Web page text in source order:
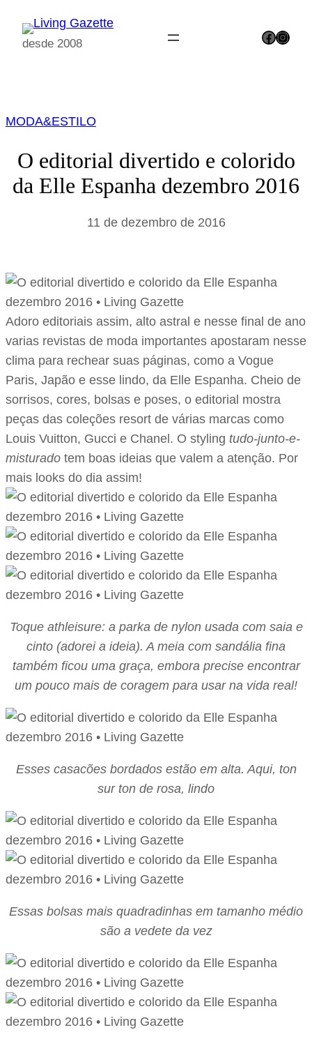
para
desde 2008 Facebook Instagram
MODA&ESTILO
O editorial divertido e colorido
da Elle Espanha dezembro 2016
11 de dezembro de 2016
Adoro editoriais assim, alto astral e nesse final de ano
varias revistas de moda importantes apostaram nesse
clima para rechear suas páginas, como a Vogue
Paris, Japão e esse lindo, da Elle Espanha. Cheio de
sorrisos, cores, bolsas e poses, o editorial mostra
peças das coleções resort de várias marcas como
Louis Vuitton, Gucci e Chanel. O styling tudo-junto-e-
misturado tem boas ideias que valem a atenção. Por
mais looks do dia assim!
Toque athleisure: a parka de nylon usada com saia e
cinto (adorei a ideia). A meia com sandália fina
também ficou uma graça, embora precise encontrar
um pouco mais de coragem para usar na vida real!
Esses casacões bordados estão em alta. Aqui, ton
sur ton de rosa, lindo
Essas bolsas mais quadradinhas em tamanho médio
são a vedete da vez